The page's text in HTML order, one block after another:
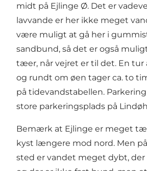
midt på Ejlinge Ø. Det er
lavvande er her ikke meget
være muligt at gå her i
sandbund, så det er også
tæer, når vejret er til det. En tur
og rundt om øen tager ca. to
på tidevandstabellen.
store parkeringsplads på
Bemærk at Ejlinge er meget
kyst længere mod nord. Men
sted er vandet meget dybt,